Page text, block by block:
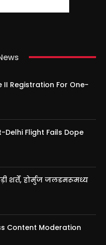
II Registration For One-
Flight Fails Dope
शर्तें, होर्मुज जलडमरूमध्य
Content Moderation